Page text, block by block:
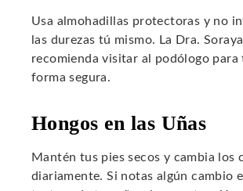
Usa almohadillas protectoras y no
las durezas tú mismo. La Dra.
recomienda visitar al podólogo para
forma segura.
Hongos en las Uñas
Mantén tus pies secos y cambia los
diariamente. Si notas algún cambio